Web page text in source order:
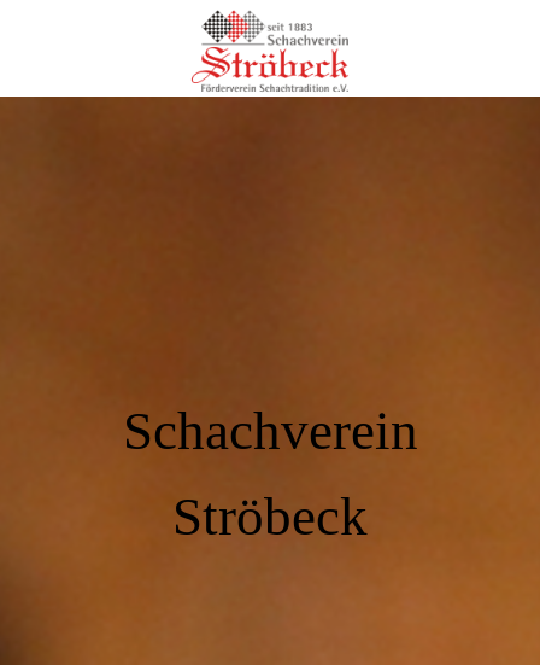
Schachverein
Ströbeck